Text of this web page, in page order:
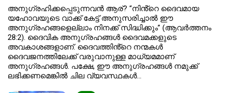
അനുഗ്രഹിക്കപ്പെടുന്നവൻ ആര്? “നിൻ്റെ ദൈവമായ
യഹോവയുടെ വാക്ക് കേട്ട് അനുസരിച്ചാൽ ഈ
അനുഗ്രഹങ്ങളെല്ലാം നിനക്ക് സിദ്ധിക്കും” (ആവർത്തനം
28:2). ദൈവിക അനുഗ്രഹങ്ങൾ ദൈവമക്കളുടെ
അവകാശങ്ങളാണ്. ദൈവത്തിൻ്റെ നന്മകൾ
ദൈവജനത്തിലേക്ക് വരുവാനുള്ള മാധ്യമമാണ്
അനുഗ്രഹങ്ങൾ. പക്ഷേ, ഈ അനുഗ്രഹങ്ങൾ നമുക്ക്
ലഭിക്കണമെങ്കിൽ ചില വ്യവസ്ഥകൾ...